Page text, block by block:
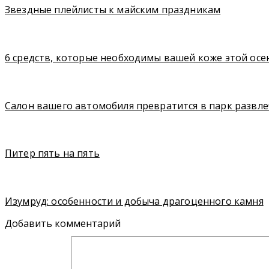
Звездные плейлисты к майским праздникам
6 средств, которые необходимы вашей коже этой
Салон вашего автомобиля превратится в парк
Питер пять на пять
Изумруд: особенности и добыча драгоценного камня
Добавить комментарий